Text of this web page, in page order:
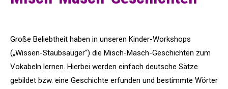
Große Beliebtheit haben in unseren Kinder-Workshops
(„Wissen-Staubsauger“) die Misch-Masch-Geschichten zum
Vokabeln lernen. Hierbei werden einfach deutsche Sätze
gebildet bzw. eine Geschichte erfunden und bestimmte Wörter